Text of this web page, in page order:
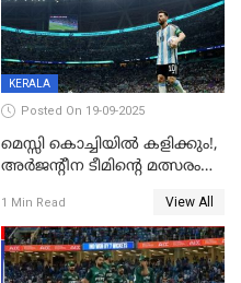
KERALA
Posted On 19-09-2025
മെസ്സി കൊച്ചിയിൽ കളിക്കും!,
അർജന്റീന ടീമിന്റെ മത്സരം
നടത്താൻ ആലോചന
1 Min Read View All